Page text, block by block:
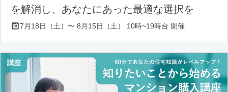
を解消し、あなたにあった最適な選択を
7月18日（土）〜 8月15日（土） 10時~19時台 開催